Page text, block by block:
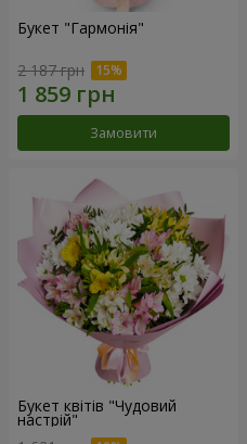
Букет "Гармонія"
2 187 грн
Замовити
Букет квітів "Чудовий
настрій"